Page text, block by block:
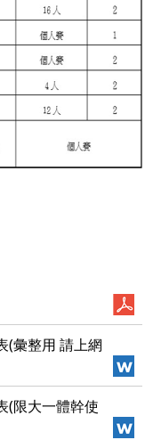
(彙整用 請上網
(限大一體幹使